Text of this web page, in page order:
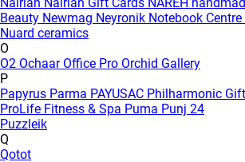
Beauty Newmag Neyronik Notebook Centre
Nuard ceramics
O
O2 Ochaar Office Pro Orchid Gallery
P
Papyrus Parma PAYUSAC Philharmonic
ProLife Fitness & Spa Puma Punj 24
Puzzleik
Q
Qotot